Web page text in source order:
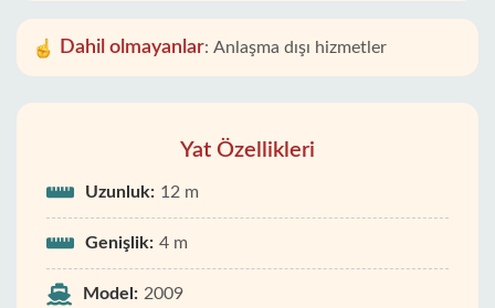
Dahil olmayanlar: Anlaşma dışı hizmetler
Yat Özellikleri
Uzunluk: 12 m
Genişlik: 4 m
Model: 2009